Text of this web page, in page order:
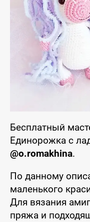
Бесплатный
Единорожка с
@o.romakhina.
По данному
маленького
Для вязания
пряжа и